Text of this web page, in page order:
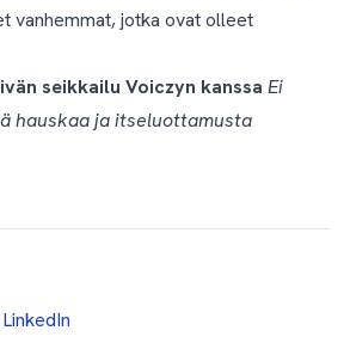
vanhemmat, jotka ovat olleet
seikkailu Voiczyn kanssa Ei
hauskaa ja itseluottamusta
LinkedIn